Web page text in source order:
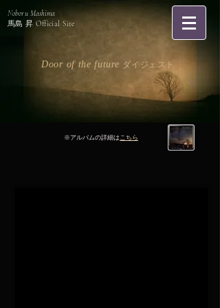
Noboru Mashima
馬島 昇 Official Site
Door of the future ダイジェスト
※アルバムの詳細は こちら